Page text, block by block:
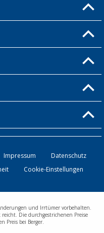
Impressum
Datenschutz
Cookie-Einstellungen
und Irrtümer vorbehalten.
Die durchgestrichenen Preise
Preis bei Berger.